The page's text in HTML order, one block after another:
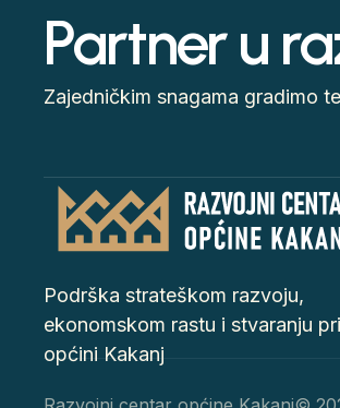
Partner u
Zajedničkim snagama gradimo
Podrška strateškom razvoju,
ekonomskom rastu i stvaranju
općini Kakanj